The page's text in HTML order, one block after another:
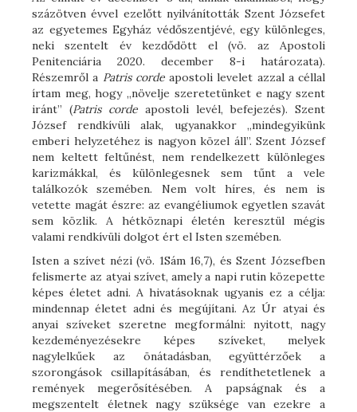
százötven évvel ezelőtt nyilvánították Szent Józsefet
az egyetemes Egyház védőszentjévé, egy különleges,
neki szentelt év kezdődött el (vö. az Apostoli
Penitenciária 2020. december 8-i határozata).
Részemről a Patris cordeapostoli levelet azzal a céllal
írtam meg, hogy „növelje szeretetünket e nagy szent
iránt” (Patris corde apostoli levél, befejezés). Szent
József rendkívüli alak, ugyanakkor „mindegyikünk
emberi helyzetéhez is nagyon közel áll”. Szent József
nem keltett feltűnést, nem rendelkezett különleges
karizmákkal, és különlegesnek sem tűnt a vele
találkozók szemében. Nem volt híres, és nem is
vetette magát észre: az evangéliumok egyetlen szavát
sem közlik. A hétköznapi életén keresztül mégis
valami rendkívüli dolgot ért el Isten szemében.
Isten a szívet nézi (vö. 1Sám 16,7), és Szent Józsefben
felismerte az atyai szívet, amely a napi rutin közepette
képes életet adni. A hivatásoknak ugyanis ez a célja:
mindennap életet adni és megújítani. Az Úr atyai és
anyai szíveket szeretne megformálni: nyitott, nagy
kezdeményezésekre képes szíveket, melyek
nagylelkűek az önátadásban, együttérzőek a
szorongások csillapításában, és rendíthetetlenek a
remények megerősítésében. A papságnak és a
megszentelt életnek nagy szüksége van ezekre a